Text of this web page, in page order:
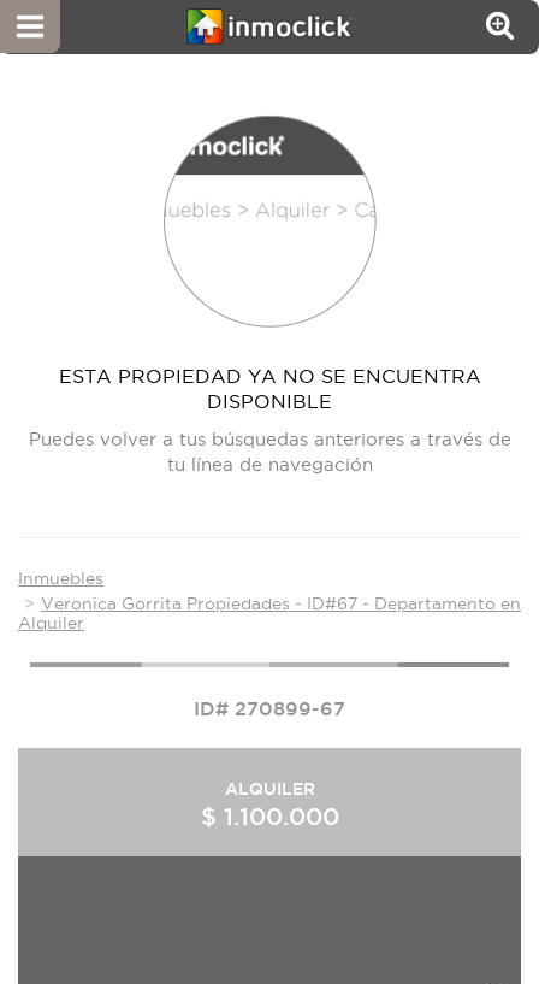
ESTA PROPIEDAD YA NO SE ENCUENTRA
DISPONIBLE
Puedes volver a tus búsquedas anteriores a través de
tu línea de navegación
Inmuebles
Veronica Gorrita Propiedades - ID#67 - Departamento en
Alquiler
ID# 270899-67
ALQUILER
$ 1.100.000